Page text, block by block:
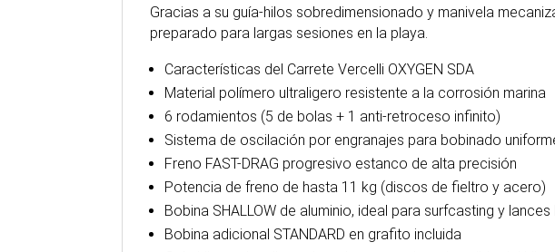
Gracias a su guía-hilos sobredimensionado y manivela
preparado para largas sesiones en la playa.
Características del Carrete Vercelli OXYGEN SDA
Material polímero ultraligero resistente a la corrosión marina
6 rodamientos (5 de bolas + 1 anti-retroceso infinito)
Sistema de oscilación por engranajes para bobinado
Freno FAST-DRAG progresivo estanco de alta precisión
Potencia de freno de hasta 11 kg (discos de fieltro y acero)
Bobina SHALLOW de aluminio, ideal para surfcasting y lances
Bobina adicional STANDARD en grafito incluida